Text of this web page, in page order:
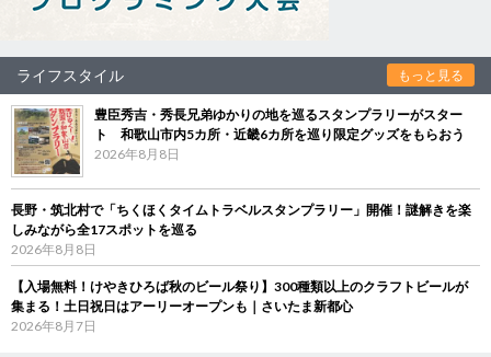
ライフスタイル もっと見る
豊臣秀吉・秀長兄弟ゆかりの地を巡るスタンプラリーがスター
ト 和歌山市内5カ所・近畿6カ所を巡り限定グッズをもらおう
2026年8月8日
長野・筑北村で「ちくほくタイムトラベルスタンプラリー」開催！謎解きを楽
しみながら全17スポットを巡る
2026年8月8日
【入場無料！けやきひろば秋のビール祭り】300種類以上のクラフトビールが
集まる！土日祝日はアーリーオープンも｜さいたま新都心
2026年8月7日